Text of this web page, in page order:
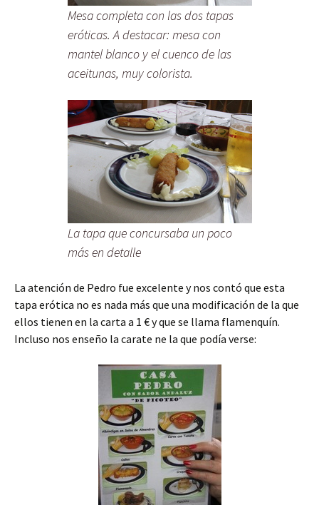
Mesa completa con las dos tapas
eróticas. A destacar: mesa con
mantel blanco y el cuenco de las
aceitunas, muy colorista.
La tapa que concursaba un poco
más en detalle
La atención de Pedro fue excelente y nos contó que esta
tapa erótica no es nada más que una modificación de la que
ellos tienen en la carta a 1 € y que se llama flamenquín.
Incluso nos enseño la carate ne la que podía verse: